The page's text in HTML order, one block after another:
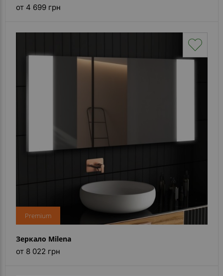
от 4 699 грн
Premium
Зеркало Milena
от 8 022 грн